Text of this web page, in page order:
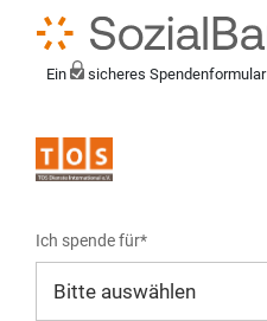
Ein sicheres Spendenformular
Ich spende für*